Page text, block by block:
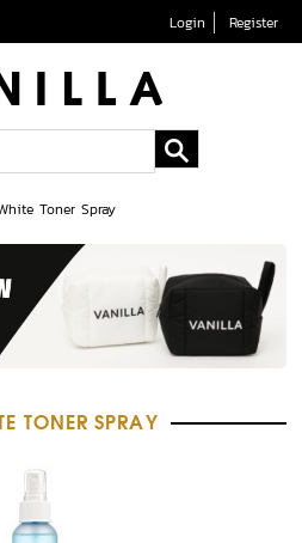
Login Register
Toner Spray
TONER SPRAY